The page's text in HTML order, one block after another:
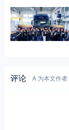
评论 A 为本文作